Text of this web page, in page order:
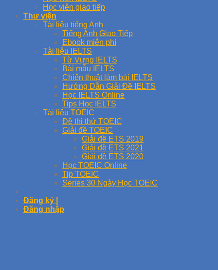
Học viên giao tiếp
Thư viện
Tài liệu tiếng Anh
Tiếng Anh Giao Tiếp
Ebook miễn phí
Tài liệu IELTS
Từ Vựng IELTS
Bài mẫu IELTS
Chiến thuật làm bài IELTS
Hướng Dẫn Giải Đề IELTS
Học IELTS Online
Tips Học IELTS
Tài liệu TOEIC
Đề thi thử TOEIC
Giải đề TOEIC
Giải đề ETS 2019
Giải đề ETS 2021
Giải đề ETS 2020
Học TOEIC Online
Tip TOEIC
Series 30 Ngày Học TOEIC
Đăng ký |
Đăng nhập